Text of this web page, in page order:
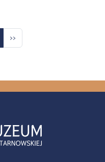
Następna strona
››